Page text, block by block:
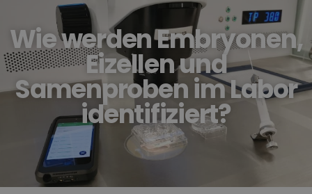
Wie werden Embryonen,
Eizellen und
Samenproben im Labor
identifiziert?